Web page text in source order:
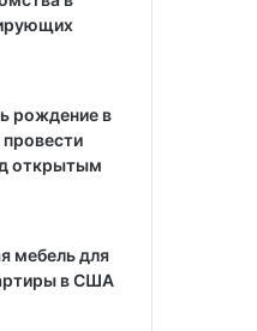
рождение в
открытым
мебель для
в США